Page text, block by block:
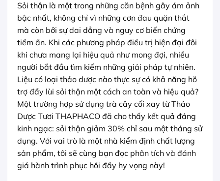
Sỏi thận là một trong những căn bệnh gây ám ảnh
bậc nhất, không chỉ vì những cơn đau quặn thắt
mà còn bởi sự dai dẳng và nguy cơ biến chứng
tiềm ẩn. Khi các phương pháp điều trị hiện đại đôi
khi chưa mang lại hiệu quả như mong đợi, nhiều
người bắt đầu tìm kiếm những giải pháp tự nhiên.
Liệu có loại thảo dược nào thực sự có khả năng hỗ
trợ đẩy lùi sỏi thận một cách an toàn và hiệu quả?
Một trường hợp sử dụng trà cây cối xay từ Thảo
Dược Tươi THAPHACO đã cho thấy kết quả đáng
kinh ngạc: sỏi thận giảm 30% chỉ sau một tháng sử
dụng. Với vai trò là một nhà kiểm định chất lượng
sản phẩm, tôi sẽ cùng bạn đọc phân tích và đánh
giá hành trình phục hồi đầy hy vọng này!